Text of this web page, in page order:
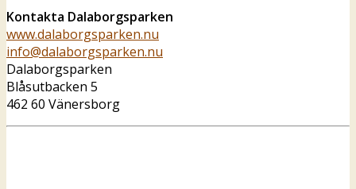
Kontakta Dalaborgsparken
www.dalaborgsparken.nu
info@dalaborgsparken.nu
Dalaborgsparken
Blåsutbacken 5
462 60 Vänersborg